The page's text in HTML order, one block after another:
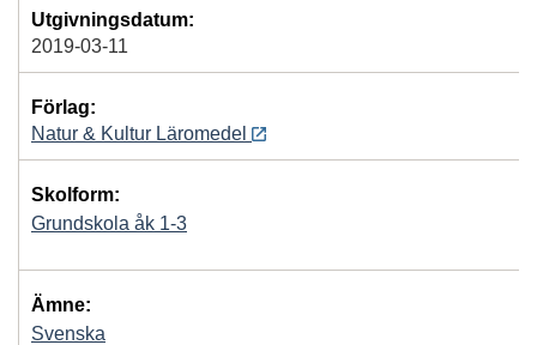
Utgivningsdatum:
2019-03-11
Förlag:
Natur & Kultur Läromedel
Skolform:
Grundskola åk 1-3
Ämne:
Svenska